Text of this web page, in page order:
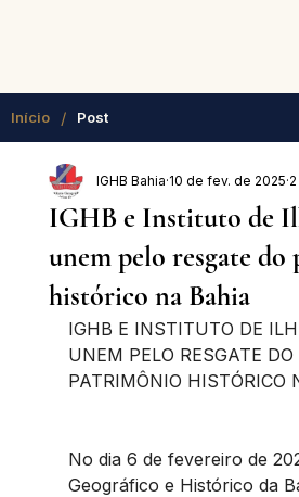
Início / Post
IGHB e Instituto de
unem pelo resgate
histórico na Bahia
IGHB Bahia 10 de fev. de 2025
IGHB E INSTITUTO DE
UNEM PELO RESGATE DO
PATRIMÔNIO HISTÓRICO
No dia 6 de fevereiro de
Geográfico e Histórico da